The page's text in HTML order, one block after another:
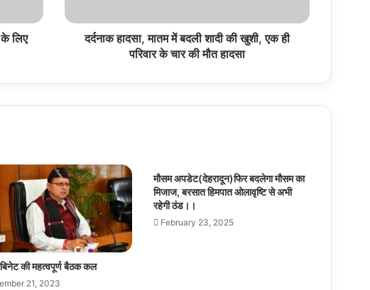
के लिए
एक
चार
दर्दनाक हादसा, मातम में बदली शादी की खुशी, एक ही
परिवार के चार की मौत हादसा
की महत्वपूर्ण बैठक कल
21, 2023
मौसम अपडेट(देहरादून)फिर बदलेगा मौसम का
मिजाज, बरसात हिमपात ओलावृष्टि से अभी
रहेगी ठंड।।
February 23, 2025